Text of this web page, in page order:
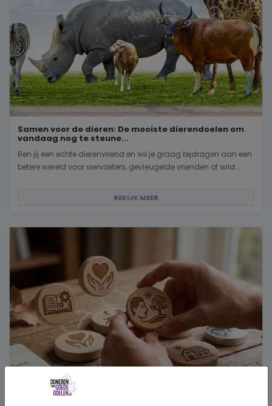
Samen voor de dieren: De mooiste dierendoelen om
vandaag nog te steune...
Ben jij een echte dierenvriend en wil je graag bijdragen aan een
betere wereld voor viervoeters, gevleugelde vrienden of wild...
BEKIJK MEER